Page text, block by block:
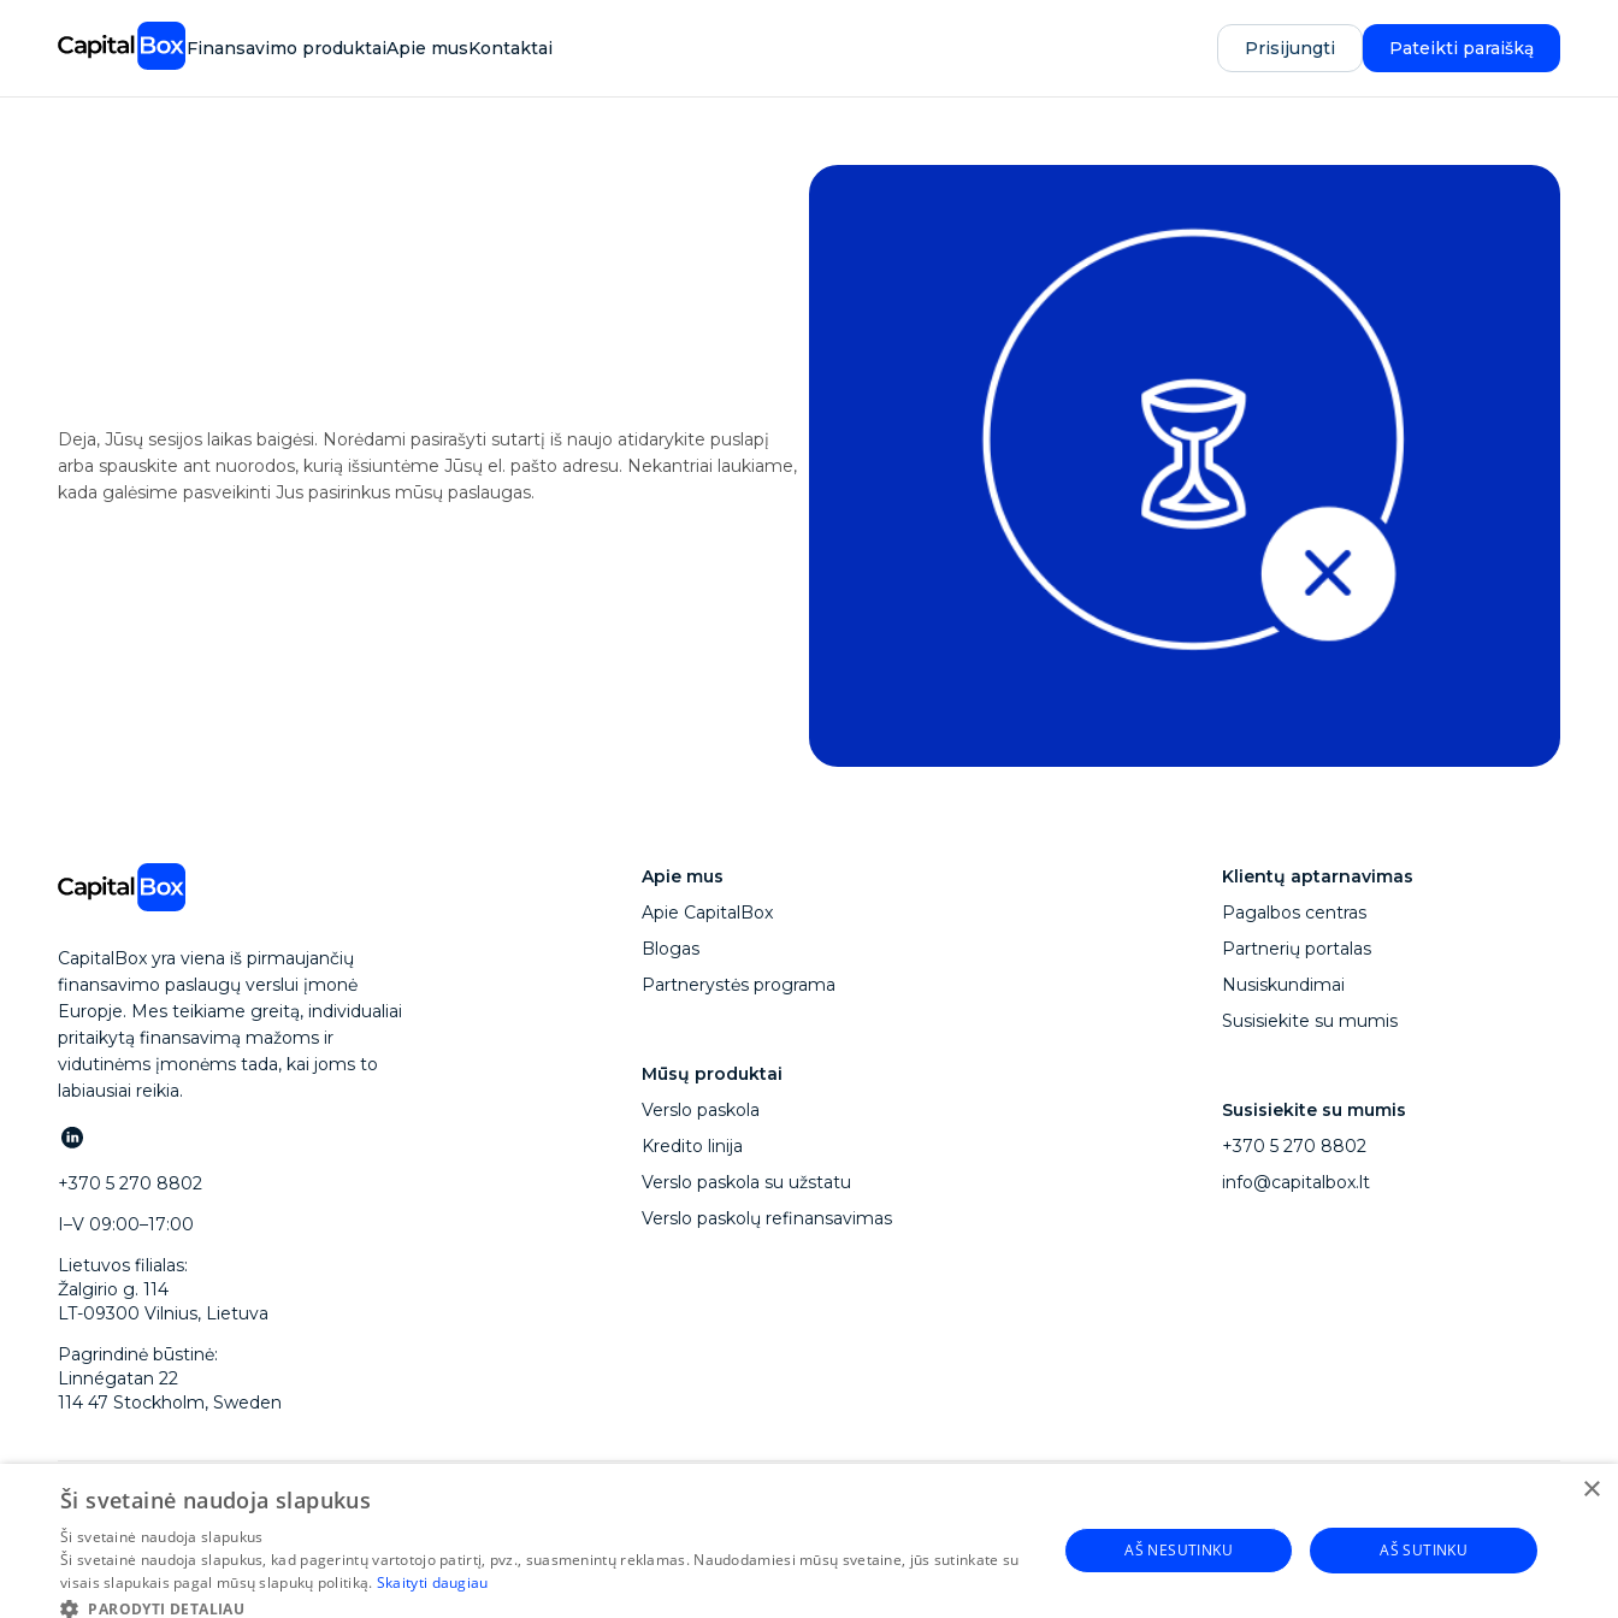
Finansavimo produktaiApie musKontaktai Prisijungti Pateikti paraišką
Deja, Jūsų sesijos laikas baigėsi. Norėdami pasirašyti sutartį iš naujo atidarykite puslapį
arba spauskite ant nuorodos, kurią išsiuntėme Jūsų el. pašto adresu. Nekantriai laukiame,
kada galėsime pasveikinti Jus pasirinkus mūsų paslaugas.
CapitalBox yra viena iš pirmaujančių
finansavimo paslaugų verslui įmonė
Europje. Mes teikiame greitą, individualiai
pritaikytą finansavimą mažoms ir
vidutinėms įmonėms tada, kai joms to
labiausiai reikia.
+370 5 270 8802
I–V 09:00–17:00
Lietuvos filialas:
Žalgirio g. 114
LT-09300 Vilnius, Lietuva
Pagrindinė būstinė:
Linnégatan 22
114 47 Stockholm, Sweden
Apie mus
Apie CapitalBox
Blogas
Partnerystės programa
Mūsų produktai
Verslo paskola
Kredito linija
Verslo paskola su užstatu
Verslo paskolų refinansavimas
Klientų aptarnavimas
Pagalbos centras
Partnerių portalas
Nusiskundimai
Susisiekite su mumis
Susisiekite su mumis
+370 5 270 8802
info@capitalbox.lt
© 2015-2026 CapitalBox
×
Ši svetainė naudoja slapukus
Ši svetainė naudoja slapukus
Ši svetainė naudoja slapukus, kad pagerintų vartotojo patirtį, pvz., suasmenintų reklamas. Naudodamiesi mūsų svetaine, jūs sutinkate su
visais slapukais pagal mūsų slapukų politiką. Skaityti daugiau
PARODYTI DETALIAU
AŠ SUTINKU
AŠ NESUTINKU